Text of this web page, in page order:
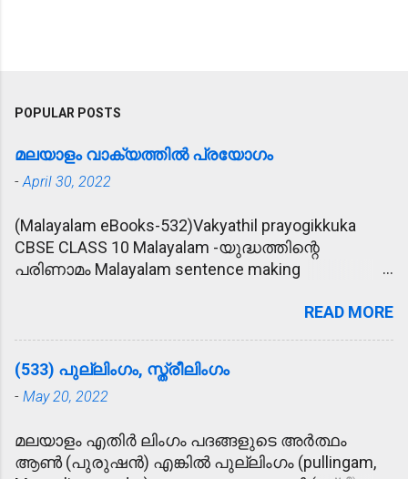
POPULAR POSTS
മലയാളം വാക്യത്തിൽ പ്രയോഗം
-April 30, 2022
(Malayalam eBooks-532)Vakyathil prayogikkuka
CBSE CLASS 10 Malayalam -യുദ്ധത്തിന്റെ
പരിണാമം Malayalam sentence making
ഉദ്യോഗസ്ഥനെ പ്രീണിപ്പിക്കാൻ ശ്രമിച്ചു. 2.
മോഹാലസ്യപ്പെടുക - മകന്റെ അപകട വാർത്ത
കേട്ട് അമ്മ മോഹാലസ്യപ്പെട്ടു. 3. ഹൃദയോന്നതി -
കൂട്ടുകാരുടെ ഹൃദയോന്നതി മൂലം രാമുവിന്
ഓട്ടമൽസരത്തിൽ സമ്മാനം കിട്ടിയ രാമുവിനെ
അമ്മ ആശ്ലേഷിച്ചു. 5. ജനസഹസ്രം - തൃശൂർ
READ MORE
(533) പുല്ലിംഗം, സ്ത്രീലിംഗം
- May 20, 2022
മലയാളം എതിർ ലിംഗം പദങ്ങളുടെ അർത്ഥം
ആൺ (പുരുഷൻ) എങ്കിൽ പുല്ലിംഗം (pullingam,